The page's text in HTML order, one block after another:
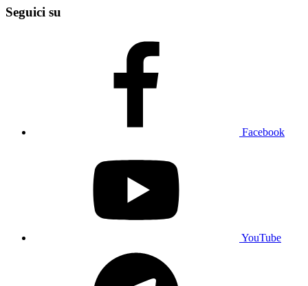
Seguici su
Facebook
YouTube